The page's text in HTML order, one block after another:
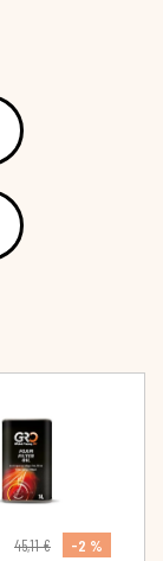
45,11 €
-2 %